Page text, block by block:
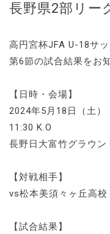
長野県2部リー
高円宮杯JFA U-18サ
第6節の試合結果をお
【日時・会場】
2024年5月18日（土）
11:30 K.O
長野日大富竹グラウン
【対戦相手】
vs松本美須々ヶ丘高校
【試合結果】